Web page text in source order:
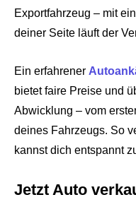
Exportfahrzeug – mit
deiner Seite läuft der
Ein erfahrener
bietet faire Preise und
Abwicklung – vom
deines Fahrzeugs. So
kannst dich entspannt
Jetzt Auto